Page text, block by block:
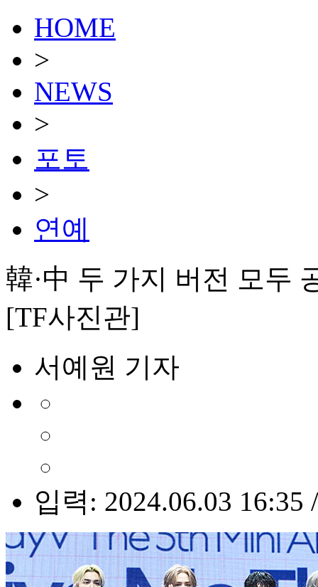
HOME
>
NEWS
>
포토
>
연예
韓·中 두 가지 버전 모두
[TF사진관]
서예원 기자
입력: 2024.06.03 16:35